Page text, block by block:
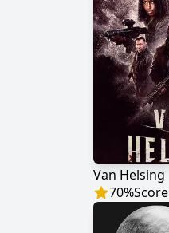
Van Helsing
70%Score